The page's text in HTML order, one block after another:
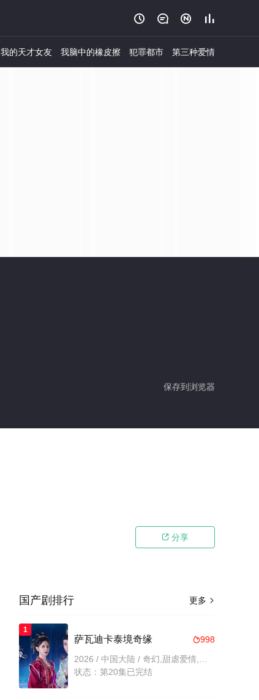
   
我的天才女友 我脑中的橡皮擦 犯罪都市 第三种爱情
保存到浏览器
 分享
更多 
国产剧排行
1
998
萨瓦迪卡泰境奇缘
状态：第20集已完结